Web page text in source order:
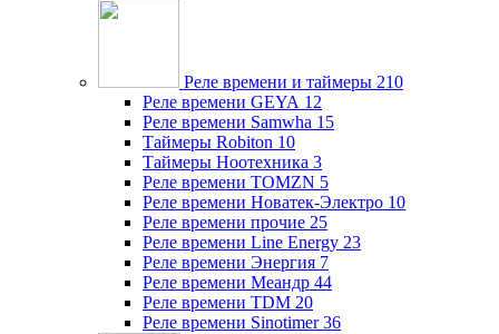
Реле времени и таймеры 210
Реле времени GEYA 12
Реле времени Samwha 15
Таймеры Robiton 10
Таймеры Ноотехника 3
Реле времени TOMZN 5
Реле времени Новатек-Электро 10
Реле времени прочие 25
Реле времени Line Energy 23
Реле времени Энергия 7
Реле времени Меандр 44
Реле времени TDM 20
Реле времени Sinotimer 36